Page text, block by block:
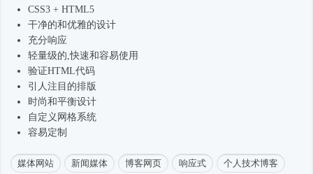
CSS3 + HTML5
干净的和优雅的设计
充分响应
轻量级的,快速和容易使用
验证HTML代码
引人注目的排版
时尚和平衡设计
自定义网格系统
容易定制
媒体网站 新闻媒体 博客网页 响应式 个人技术博客